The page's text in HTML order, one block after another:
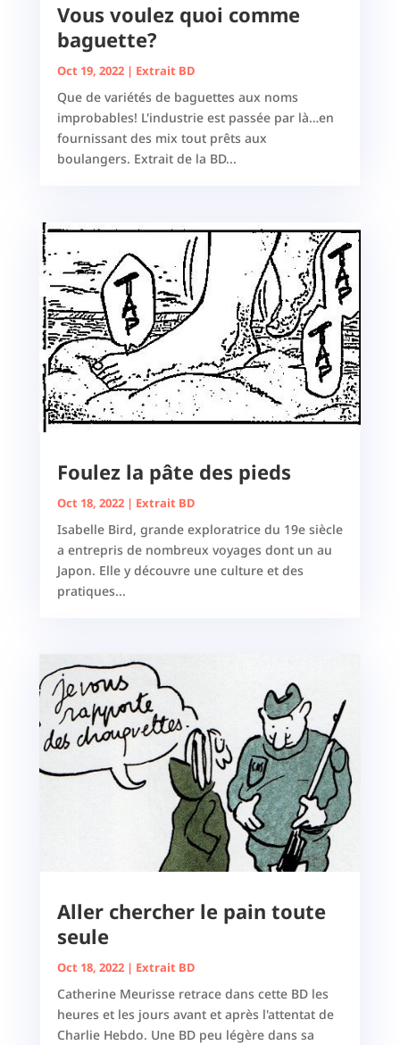
Vous voulez quoi comme
baguette?
Oct 19, 2022| Extrait BD
Que de variétés de baguettes aux noms
improbables! L'industrie est passée par là…en
fournissant des mix tout prêts aux
boulangers. Extrait de la BD...
Foulez la pâte des pieds
Oct 18, 2022| Extrait BD
Isabelle Bird, grande exploratrice du 19e siècle
a entrepris de nombreux voyages dont un au
Japon. Elle y découvre une culture et des
pratiques...
Aller chercher le pain toute
seule
Oct 18, 2022| Extrait BD
Catherine Meurisse retrace dans cette BD les
heures et les jours avant et après l'attentat de
Charlie Hebdo. Une BD peu légère dans sa